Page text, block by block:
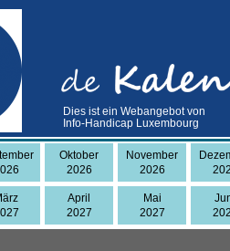
Oktober
2026
November
2026
April
2027
Mai
2027
Dies ist ein Webangebot von
Info-Handicap Luxembourg